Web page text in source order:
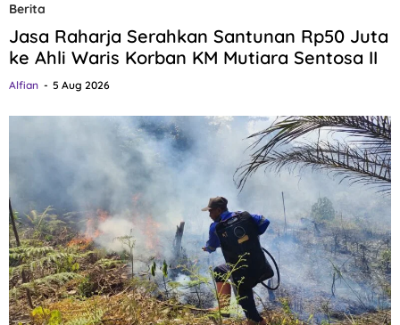
Berita
Jasa Raharja Serahkan Santunan Rp50 Juta
ke Ahli Waris Korban KM Mutiara Sentosa II
Alfian 5 Aug 2026